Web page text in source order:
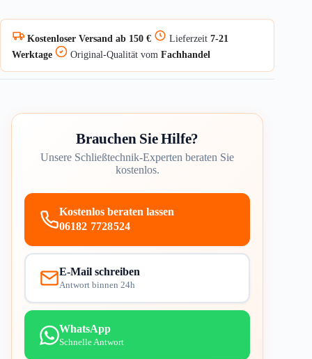
Kostenloser Versand ab 150 € Lieferzeit 7-21
Werktage
Original-Qualität vom Fachhandel
Brauchen Sie Hilfe?
Unsere Schließtechnik-Experten beraten Sie
kostenlos.
Kostenlos beraten lassen
06182 7728524
E-Mail schreiben
Antwort binnen 24h
WhatsApp
Schnelle Antwort